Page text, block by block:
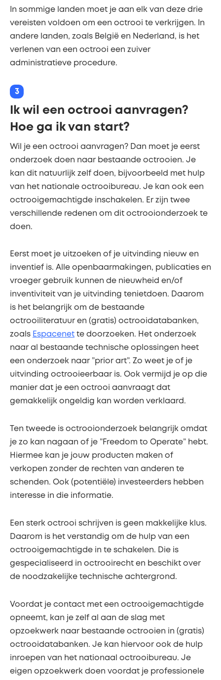
In sommige landen moet je aan elk van deze drie
vereisten voldoen om een octrooi te verkrijgen. In
andere landen, zoals België en Nederland, is het
verlenen van een octrooi een zuiver
administratieve procedure.
3
Ik wil een octrooi aanvragen?
Hoe ga ik van start?
Wil je een octrooi aanvragen? Dan moet je eerst
onderzoek doen naar bestaande octrooien. Je
kan dit natuurlijk zelf doen, bijvoorbeeld met hulp
van het nationale octrooibureau. Je kan ook een
octrooigemachtigde inschakelen. Er zijn twee
verschillende redenen om dit octrooionderzoek te
doen.
Eerst moet je uitzoeken of je uitvinding nieuw en
inventief is. Alle openbaarmakingen, publicaties en
vroeger gebruik kunnen de nieuwheid en/of
inventiviteit van je uitvinding tenietdoen. Daarom
is het belangrijk om de bestaande
octrooiliteratuur en (gratis) octrooidatabanken,
zoals Espacenet te doorzoeken. Het onderzoek
naar al bestaande technische oplossingen heet
een onderzoek naar ”prior art”. Zo weet je of je
uitvinding octrooieerbaar is. Ook vermijd je op die
manier dat je een octrooi aanvraagt dat
gemakkelijk ongeldig kan worden verklaard.
Ten tweede is octrooionderzoek belangrijk omdat
je zo kan nagaan of je ”Freedom to Operate” hebt.
Hiermee kan je jouw producten maken of
verkopen zonder de rechten van anderen te
schenden. Ook (potentiële) investeerders hebben
interesse in die informatie.
Een sterk octrooi schrijven is geen makkelijke klus.
Daarom is het verstandig om de hulp van een
octrooigemachtigde in te schakelen. Die is
gespecialiseerd in octrooirecht en beschikt over
de noodzakelijke technische achtergrond.
Voordat je contact met een octrooigemachtigde
opneemt, kan je zelf al aan de slag met
opzoekwerk naar bestaande octrooien in (gratis)
octrooidatabanken. Je kan hiervoor ook de hulp
inroepen van het nationaal octrooibureau. Je
eigen opzoekwerk doen voordat je professionele